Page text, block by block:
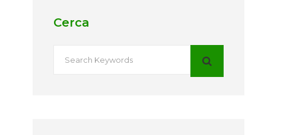
Cerca